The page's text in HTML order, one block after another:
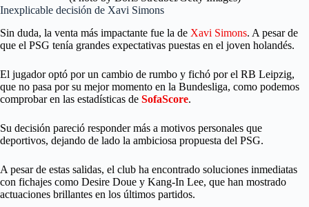
Inexplicable decisión de Xavi Simons
Sin duda, la venta más impactante fue la de Xavi Simons. A pesar de
que el PSG tenía grandes expectativas puestas en el joven holandés.
El jugador optó por un cambio de rumbo y fichó por el RB Leipzig,
que no pasa por su mejor momento en la Bundesliga, como podemos
comprobar en las estadísticas de SofaScore.
Su decisión pareció responder más a motivos personales que
deportivos, dejando de lado la ambiciosa propuesta del PSG.
A pesar de estas salidas, el club ha encontrado soluciones inmediatas
con fichajes como Desire Doue y Kang-In Lee, que han mostrado
actuaciones brillantes en los últimos partidos.